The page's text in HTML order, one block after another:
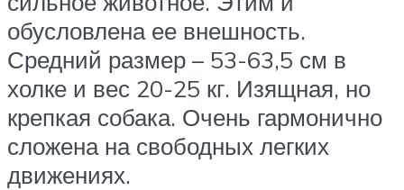
обусловлена ее внешность.
Средний размер – 53-63,5 см в
холке и вес 20-25 кг. Изящная, но
крепкая собака. Очень гармонично
сложена на свободных легких
движениях.